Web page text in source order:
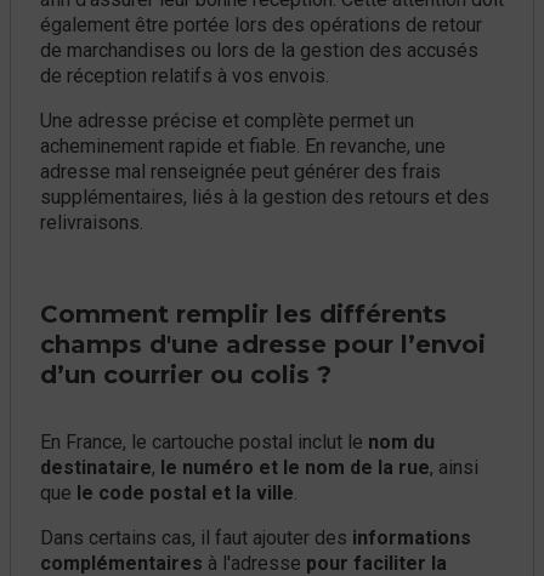
également être portée lors des opérations de retour
de marchandises ou lors de la gestion des accusés
de réception relatifs à vos envois.
Une adresse précise et complète permet un
acheminement rapide et fiable. En revanche, une
adresse mal renseignée peut générer des frais
supplémentaires, liés à la gestion des retours et des
relivraisons.
Comment remplir les différents
champs d'une adresse pour l’envoi
d’un courrier ou colis ?
En France, le cartouche postal inclut le nom du
destinataire, le numéro et le nom de la rue, ainsi
que le code postal et la ville.
Dans certains cas, il faut ajouter des informations
complémentaires à l'adresse pour faciliter la